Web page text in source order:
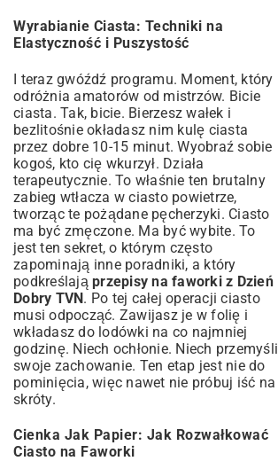
Wyrabianie Ciasta: Techniki na
Elastyczność i Puszystość
I teraz gwóźdź programu. Moment, który
odróżnia amatorów od mistrzów. Bicie
ciasta. Tak, bicie. Bierzesz wałek i
bezlitośnie okładasz nim kulę ciasta
przez dobre 10-15 minut. Wyobraź sobie
kogoś, kto cię wkurzył. Działa
terapeutycznie. To właśnie ten brutalny
zabieg wtłacza w ciasto powietrze,
tworząc te pożądane pęcherzyki. Ciasto
ma być zmęczone. Ma być wybite. To
jest ten sekret, o którym często
zapominają inne poradniki, a który
podkreślają przepisy na faworki z Dzień
Dobry TVN. Po tej całej operacji ciasto
musi odpocząć. Zawijasz je w folię i
wkładasz do lodówki na co najmniej
godzinę. Niech ochłonie. Niech przemyśli
swoje zachowanie. Ten etap jest nie do
pominięcia, więc nawet nie próbuj iść na
skróty.
Cienka Jak Papier: Jak Rozwałkować
Ciasto na Faworki